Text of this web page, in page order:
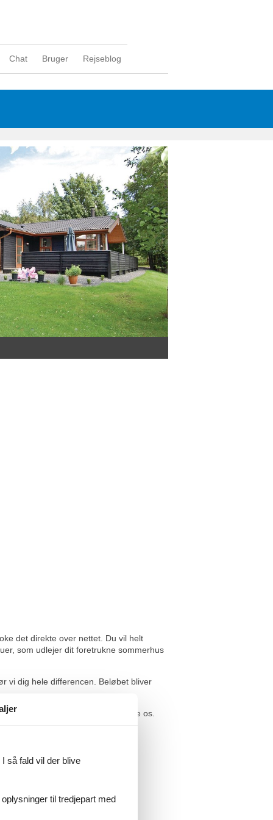
Chat Bruger Rejseblog
det direkte over nettet. Du vil helt
som udlejer dit foretrukne sommerhus
vi dig hele differencen. Beløbet bliver
meget velkommen til at kontakte os.
så fald vil der blive
til tredjepart med